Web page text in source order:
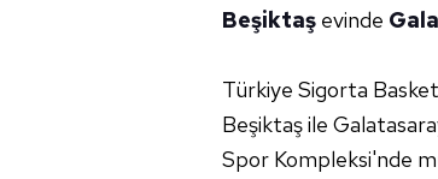
Beşiktaş evinde
Türkiye Sigorta
Beşiktaş ile
Spor Kompleksi'nde